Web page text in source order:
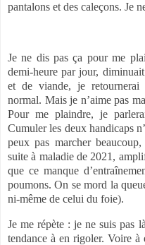
pantalons et des caleçons. Je
Je ne dis pas ça pour me
demi-heure par jour,
et de viande, je retournerai
normal. Mais je n’aime pas
Pour me plaindre, je
Cumuler les deux handicaps
peux pas marcher
suite à maladie de 2021,
que ce manque
poumons. On se mord la
ni-même de celui du foie).
Je me répète : je ne suis pas
tendance à en rigoler. Voire